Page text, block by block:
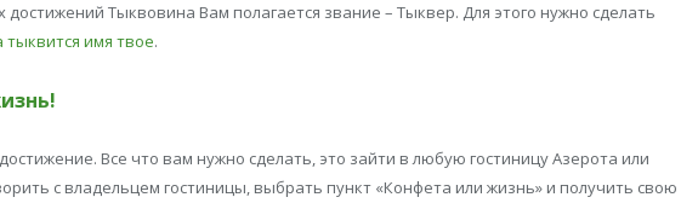
достижений Тыквовина Вам полагается звание – Тыквер. Для этого нужно сделать
тыквится имя твое.
Все что вам нужно сделать, это зайти в любую гостиницу Азерота или
с владельцем гостиницы, выбрать пункт «Конфета или жизнь» и получить свою